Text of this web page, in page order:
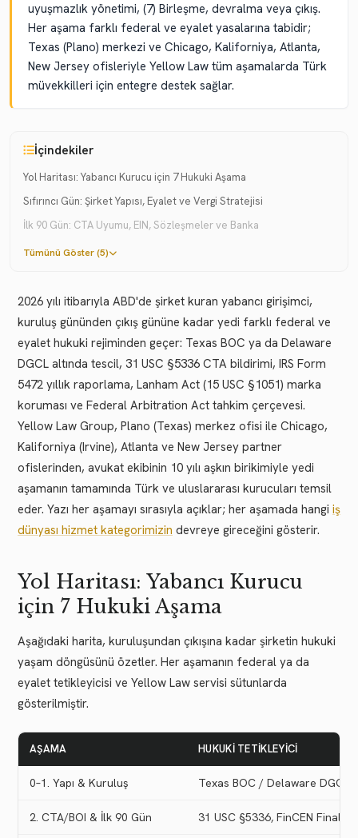
uyuşmazlık yönetimi, (7) Birleşme, devralma veya çıkış.
Her aşama farklı federal ve eyalet yasalarına tabidir;
Texas (Plano) merkezi ve Chicago, Kaliforniya, Atlanta,
New Jersey ofisleriyle Yellow Law tüm aşamalarda Türk
müvekkilleri için entegre destek sağlar.
İçindekiler
Yol Haritası: Yabancı Kurucu için 7 Hukuki Aşama
Sıfırıncı Gün: Şirket Yapısı, Eyalet ve Vergi Stratejisi
İlk 90 Gün: CTA Uyumu, EIN, Sözleşmeler ve Banka
Tümünü Göster (5)
2026 yılı itibarıyla ABD'de şirket kuran yabancı girişimci,
kuruluş gününden çıkış gününe kadar yedi farklı federal ve
eyalet hukuki rejiminden geçer: Texas BOC ya da Delaware
DGCL altında tescil, 31 USC §5336 CTA bildirimi, IRS Form
5472 yıllık raporlama, Lanham Act (15 USC §1051) marka
koruması ve Federal Arbitration Act tahkim çerçevesi.
Yellow Law Group, Plano (Texas) merkez ofisi ile Chicago,
Kaliforniya (Irvine), Atlanta ve New Jersey partner
ofislerinden, avukat ekibinin 10 yılı aşkın birikimiyle yedi
aşamanın tamamında Türk ve uluslararası kurucuları temsil
eder. Yazı her aşamayı sırasıyla açıklar; her aşamada hangi iş
dünyası hizmet kategorimizin devreye gireceğini gösterir.
Yol Haritası: Yabancı Kurucu
için 7 Hukuki Aşama
Aşağıdaki harita, kuruluşundan çıkışına kadar şirketin hukuki
yaşam döngüsünü özetler. Her aşamanın federal ya da
eyalet tetikleyicisi ve Yellow Law servisi sütunlarda
gösterilmiştir.
AŞAMA HUKUKI TETIKLEYICI
0–1. Yapı & Kuruluş Texas BOC / Delaware DGCL,
2. CTA/BOI & İlk 90 Gün 31 USC §5336, FinCEN Final